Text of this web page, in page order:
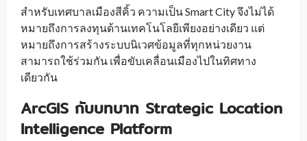
สำหรับเทศบาลเมืองสีคิ้ว ความเป็น Smart City จึงไม่ได้
หมายถึงการลงทุนด้านเทคโนโลยีเพียงอย่างเดียว แต่
หมายถึงการสร้างระบบนิเวศข้อมูลที่ทุกหน่วยงาน
สามารถใช้ร่วมกัน เพื่อขับเคลื่อนเมืองไปในทิศทาง
เดียวกัน
ArcGIS กับบทบาท Strategic Location
Intelligence Platform